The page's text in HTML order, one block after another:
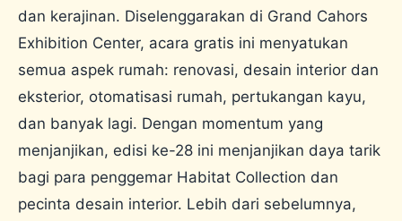
dan kerajinan. Diselenggarakan di Grand Cahors
Exhibition Center, acara gratis ini menyatukan
semua aspek rumah: renovasi, desain interior dan
eksterior, otomatisasi rumah, pertukangan kayu,
dan banyak lagi. Dengan momentum yang
menjanjikan, edisi ke-28 ini menjanjikan daya tarik
bagi para penggemar Habitat Collection dan
pecinta desain interior. Lebih dari sebelumnya,